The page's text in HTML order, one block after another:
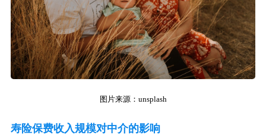
图片来源：unsplash
寿险保费收入规模对中介的影响